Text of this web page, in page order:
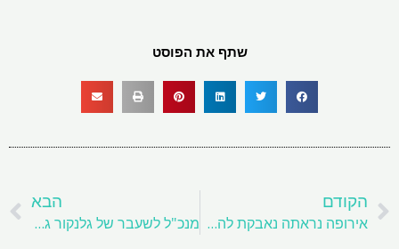
שתף את הפוסט
קודם
הקודם
אירופה נראתה נאבקת להתמודד עם סין על אדמות נדירות
הבא
מנכ"ל לשעבר של גלנקור גלסנברג קונה מניות בפעם הראשונה מאז 2015